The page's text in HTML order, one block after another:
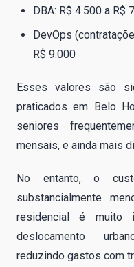
DBA: R$ 4.500 a R$
DevOps
R$ 9.000
Esses valores são
praticados em Belo
seniores
mensais, e ainda mais
No entanto, o
substancialmente
residencial é
deslocamento
reduzindo gastos com